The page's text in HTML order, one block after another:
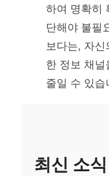
하여 명확히
단해야 불필
보다는, 자
한 정보 채
줄일 수 있습
최신 소식